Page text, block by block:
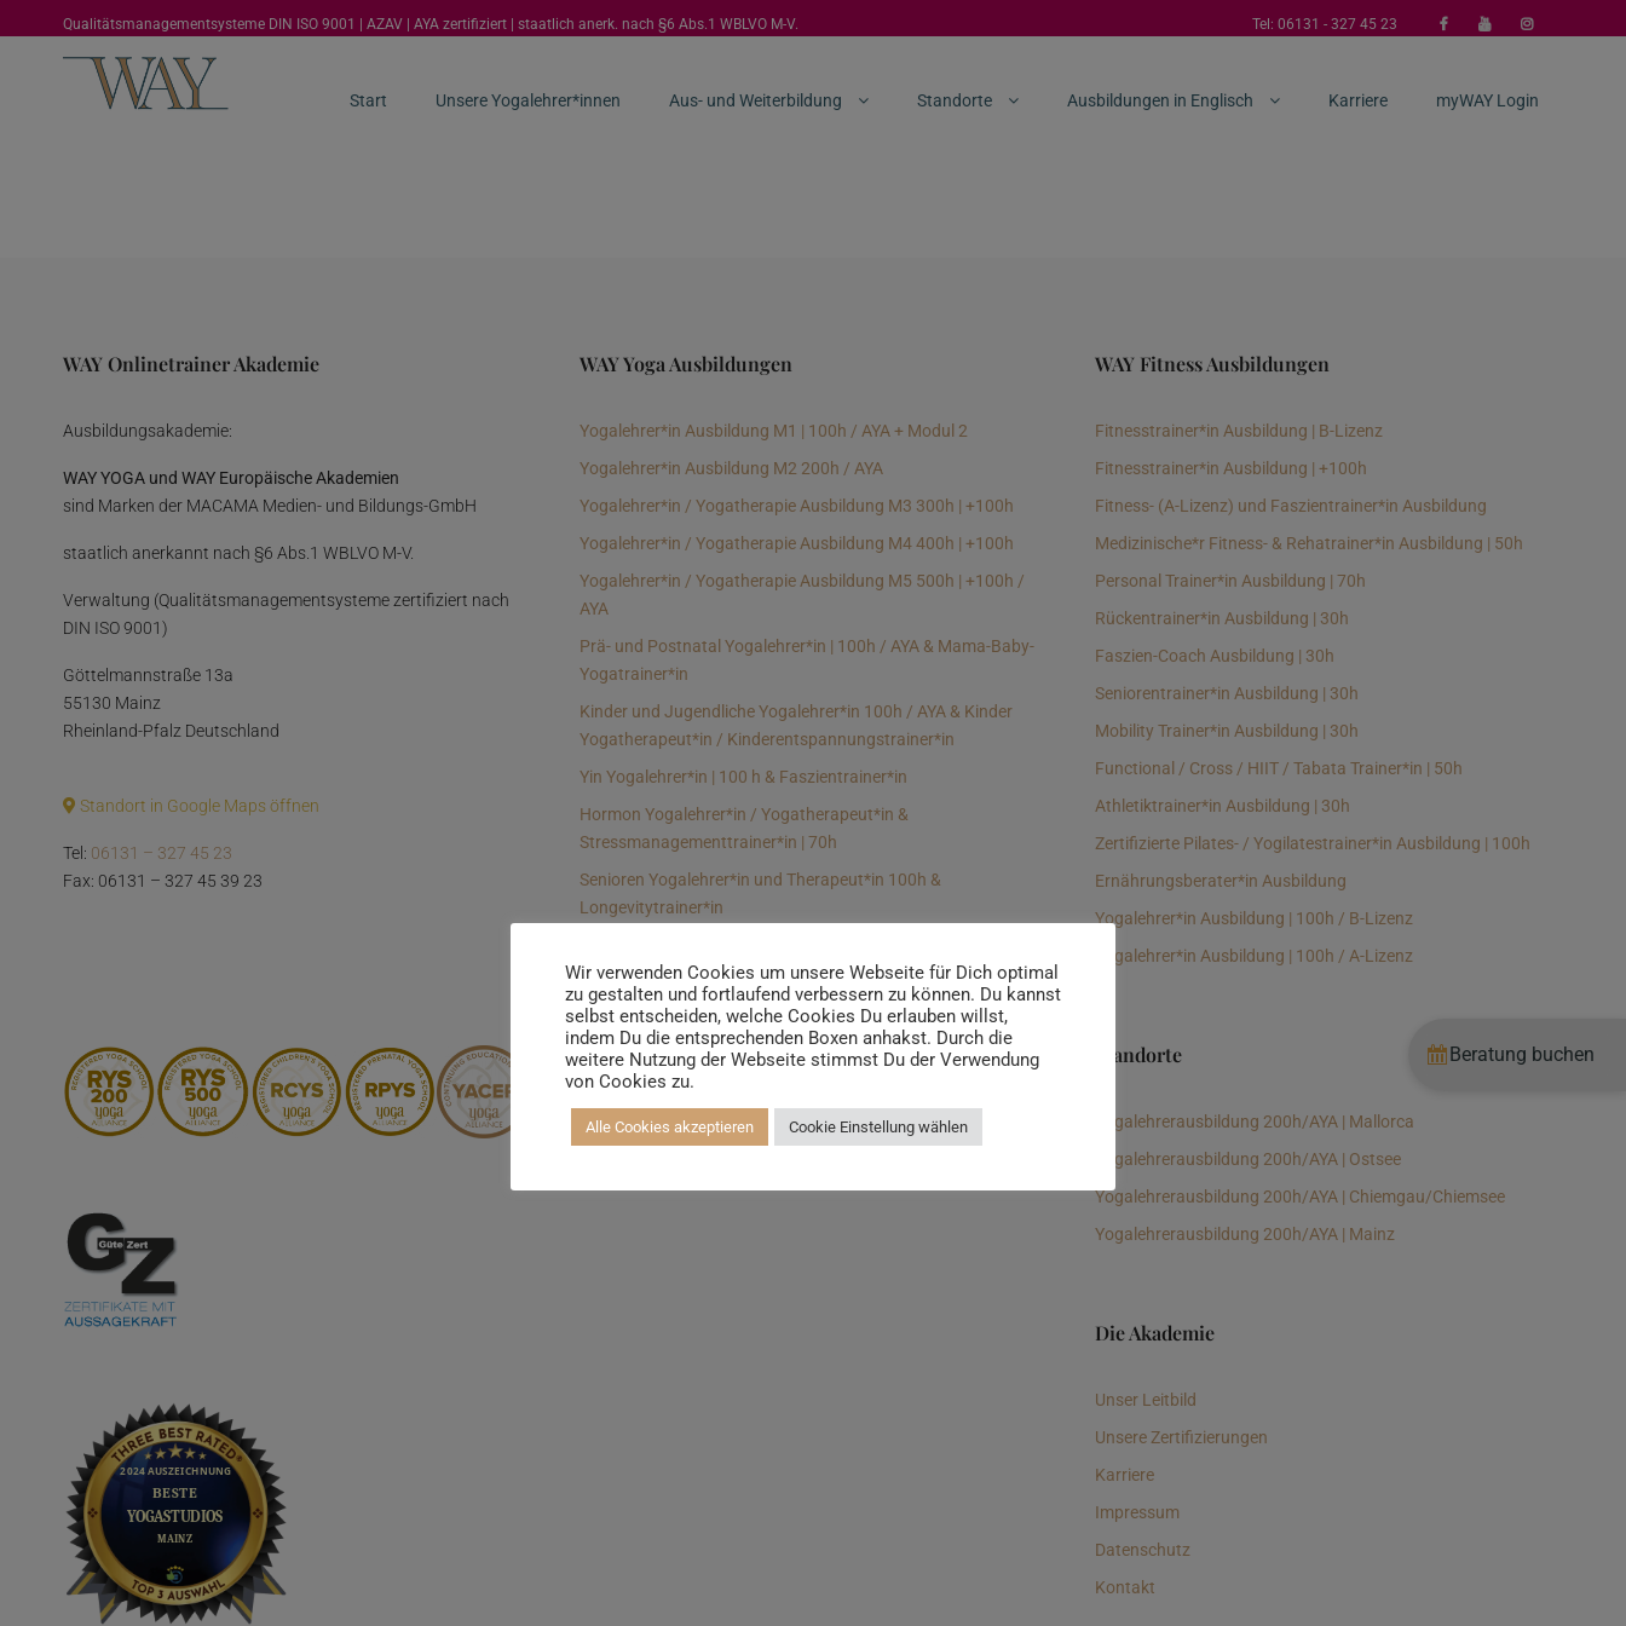
Qualitätsmanagementsysteme DIN ISO 9001 | AZAV | AYA zertifiziert | staatlich anerk. nach §6 Abs.1 WBLVO M-V. Tel: 06131 - 327 45 23
Start Unsere Yogalehrer*innen Aus- und Weiterbildung Standorte Ausbildungen in Englisch Karriere myWAY Login
WAY Onlinetrainer Akademie
Ausbildungsakademie:
WAY YOGA und WAY Europäische Akademien
sind Marken der MACAMA Medien- und Bildungs-GmbH
staatlich anerkannt nach §6 Abs.1 WBLVO M-V.
Verwaltung (Qualitätsmanagementsysteme zertifiziert nach
DIN ISO 9001)
Göttelmannstraße 13a
55130 Mainz
Rheinland-Pfalz Deutschland
Standort in Google Maps öffnen
Tel: 06131 – 327 45 23
Fax: 06131 – 327 45 39 23
WAY Yoga Ausbildungen
Yogalehrer*in Ausbildung M1 | 100h / AYA + Modul 2
Yogalehrer*in Ausbildung M2 200h / AYA
Yogalehrer*in / Yogatherapie Ausbildung M3 300h | +100h
Yogalehrer*in / Yogatherapie Ausbildung M4 400h | +100h
Yogalehrer*in / Yogatherapie Ausbildung M5 500h | +100h /
AYA
Prä- und Postnatal Yogalehrer*in | 100h / AYA & Mama-Baby-
Yogatrainer*in
Kinder und Jugendliche Yogalehrer*in 100h / AYA & Kinder
Yogatherapeut*in / Kinderentspannungstrainer*in
Yin Yogalehrer*in | 100 h & Faszientrainer*in
Hormon Yogalehrer*in / Yogatherapeut*in &
Stressmanagementtrainer*in | 70h
Senioren Yogalehrer*in und Therapeut*in 100h &
Longevitytrainer*in
Meditationsleiter*in | 50h & Achtsamkeitstrainer*in
Yoga Alignmenttrainer*in | 40h
Yoga Hilfsmitteltrainer*in Ausbildung | 10 h
WAY Fitness Ausbildungen
Fitnesstrainer*in Ausbildung | B-Lizenz
Fitnesstrainer*in Ausbildung | +100h
Fitness- (A-Lizenz) und Faszientrainer*in Ausbildung
Medizinische*r Fitness- & Rehatrainer*in Ausbildung | 50h
Personal Trainer*in Ausbildung | 70h
Rückentrainer*in Ausbildung | 30h
Faszien-Coach Ausbildung | 30h
Seniorentrainer*in Ausbildung | 30h
Mobility Trainer*in Ausbildung | 30h
Functional / Cross / HIIT / Tabata Trainer*in | 50h
Athletiktrainer*in Ausbildung | 30h
Zertifizierte Pilates- / Yogilatestrainer*in Ausbildung | 100h
Ernährungsberater*in Ausbildung
Yogalehrer*in Ausbildung | 100h / B-Lizenz
Yogalehrer*in Ausbildung | 100h / A-Lizenz
Standorte
Yogalehrerausbildung 200h/AYA | Mallorca
Yogalehrerausbildung 200h/AYA | Ostsee
Yogalehrerausbildung 200h/AYA | Chiemgau/Chiemsee
Yogalehrerausbildung 200h/AYA | Mainz
Die Akademie
Unser Leitbild
Unsere Zertifizierungen
Karriere
Impressum
Datenschutz
Kontakt
Wir verwenden Cookies um unsere Webseite für Dich optimal
zu gestalten und fortlaufend verbessern zu können. Du kannst
selbst entscheiden, welche Cookies Du erlauben willst,
indem Du die entsprechenden Boxen anhakst. Durch die
weitere Nutzung der Webseite stimmst Du der Verwendung
von Cookies zu.
Alle Cookies akzeptieren Cookie Einstellung wählen
Beratung buchen